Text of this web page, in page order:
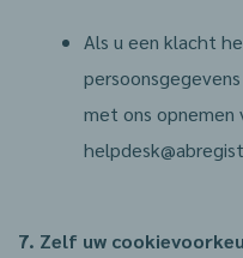
Als u een klacht
met ons opnemen
7. Zelf uw